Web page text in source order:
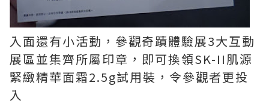
入面還有小活動，參觀奇蹟體驗展3大互動
展區並集齊所屬印章，即可換領SK-II肌源
緊緻精華面霜2.5g試用裝，令參觀者更投
入